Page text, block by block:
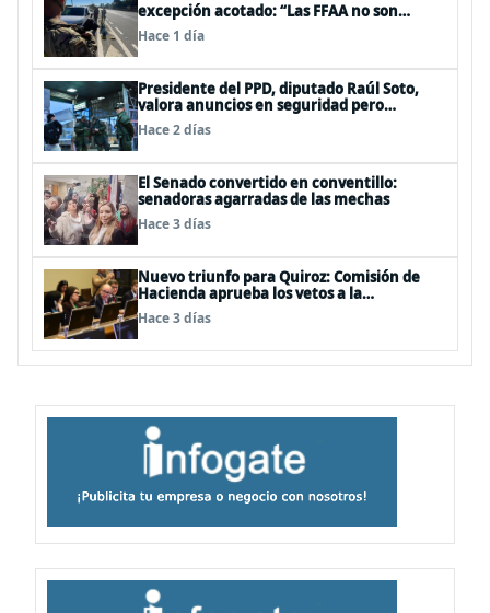
excepción acotado: “Las FFAA no son
policías”
Hace 1 día
Presidente del PPD, diputado Raúl Soto,
valora anuncios en seguridad pero
advierte ausencia clave: alzamiento del
secreto bancario
Hace 2 días
El Senado convertido en conventillo:
senadoras agarradas de las mechas
Hace 3 días
Nuevo triunfo para Quiroz: Comisión de
Hacienda aprueba los vetos a la
Megarreforma
Hace 3 días